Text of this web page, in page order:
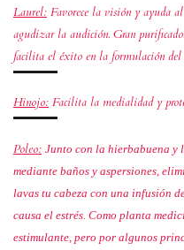
Laurel: Favorece la visión y ayuda al
agudizar la audición. Gran
facilita el éxito en la formulación del
Hinojo: Facilita la medialidad y
Poleo: Junto con la hierbabuena y
mediante baños y aspersiones,
lavas tu cabeza con una infusión
causa el estrés. Como planta
estimulante, pero por algunos